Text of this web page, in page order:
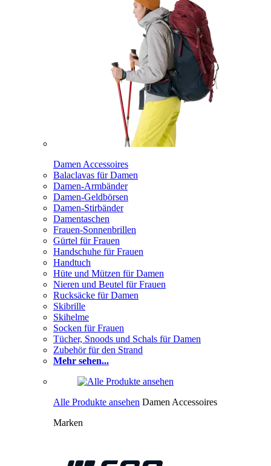
Damen Accessoires
Balaclavas für Damen
Damen-Armbänder
Damen-Geldbörsen
Damen-Stirbänder
Damentaschen
Frauen-Sonnenbrillen
Gürtel für Frauen
Handschuhe für Frauen
Handtuch
Hüte und Mützen für Damen
Nieren und Beutel für Frauen
Rucksäcke für Damen
Skibrille
Skihelme
Socken für Frauen
Tücher, Snoods und Schals für Damen
Zubehör für den Strand
Mehr sehen...
Alle Produkte ansehen Damen Accessoires
Marken